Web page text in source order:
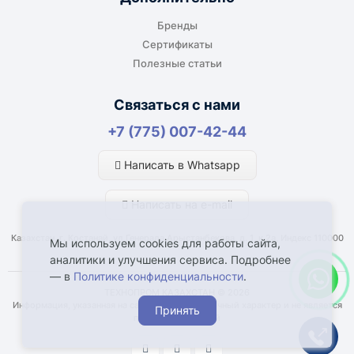
габаритов груза.
Для крупногабаритных, тяжёлых или
рассчитывается отдельно. По согласованию
Что влияет на срок доставки
Наличие товара у поставщика или
Бренды
Сертификаты
Полезные статьи
Связаться с нами
+7 (775) 007-42-44
Написать в Whatsapp
Написать на e-mail
Казахстан, г. Костанай, ул Генерала Арыстанбекова, д. 1, к.2а, Индекс 110000
Информация, указанная на сайте, имеет справочный характер и не является
публичной офертой
Мы используем cookies для работы сайта,
аналитики и улучшения сервиса. Подробнее
— в Политике конфиденциальности.
Принять